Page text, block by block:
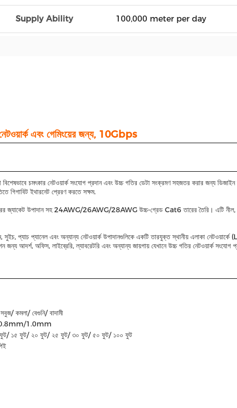
Supply Ability 100,000 meter per day
এবং গেমিংয়ের জন্য, 10Gbps
চমৎকার নেটওয়ার্ক সংযোগ প্রদান এবং উচ্চ গতির ডেটা সংক্রমণ সহজতর করার জন্য
গিগাবিট ইথারনেট প্রেরণ করতে সক্ষম.
জ্যাকেট উপাদান সহ 24AWG/26AWG/28AWG উচ্চ-গ্রেড Cat6 তারের তৈরি। এটি নীল,
সুইচ, প্যাচ প্যানেল এবং অন্যান্য নেটওয়ার্ক উপাদানগুলিকে একটি তারযুক্ত স্থানীয় এলাকা
আদর্শ, অফিস, লাইব্রেরি, ল্যাবরেটরি এবং অন্যান্য জায়গায় যেখানে উচ্চ গতির নেটওয়ার্ক সংযোগ
কমলা/ বেগুনি/ বাদামী
1.0mm
১৫ ফুট/ ২০ ফুট/ ২৫ ফুট/ ৩০ ফুট/ ৫০ ফুট/ ১০০ ফুট